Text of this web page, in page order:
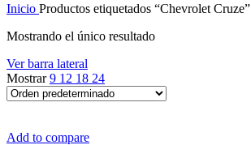
Inicio Productos etiquetados “Chevrolet Cruze”
Mostrando el único resultado
Ver barra lateral
Mostrar9 12 18 24
Add to compare